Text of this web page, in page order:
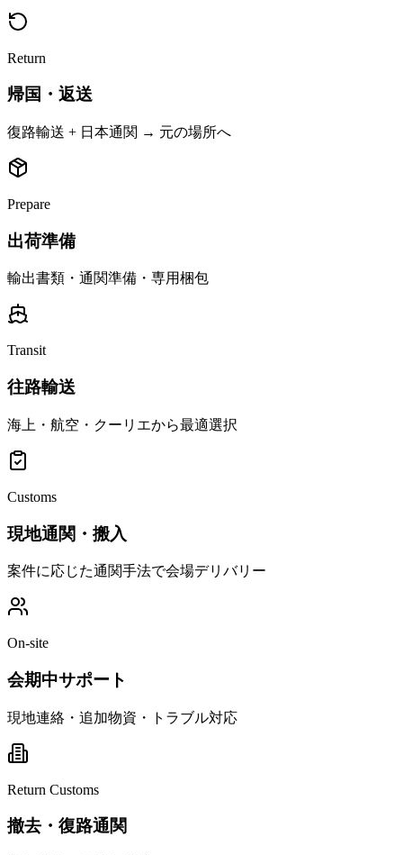
Return
帰国・返送
復路輸送 + 日本通関 → 元の場所へ
Prepare
出荷準備
輸出書類・通関準備・専用梱包
Transit
往路輸送
海上・航空・クーリエから最適選択
Customs
現地通関・搬入
案件に応じた通関手法で会場デリバリー
On-site
会期中サポート
現地連絡・追加物資・トラブル対応
Return Customs
撤去・復路通関